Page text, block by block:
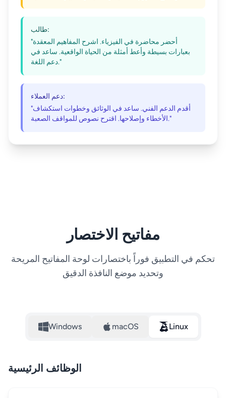
طالب:
"أحضر محاضرة في الفيزياء. اشرح المفاهيم المعقدة
بعبارات بسيطة وأعط أمثلة من الحياة الواقعية. ساعد في
دعم اللغة."
دعم العملاء:
"أقدم الدعم الفني. ساعد في الوثائق وخطوات استكشاف
الأخطاء وإصلاحها. اقترح نصوص للمواقف الصعبة."
مفاتيح الاختصار
تحكم في التطبيق فوراً باختصارات لوحة المفاتيح المريحة
وتحديد موضع النافذة الدقيق
Windows macOS Linux
الوظائف الرئيسية